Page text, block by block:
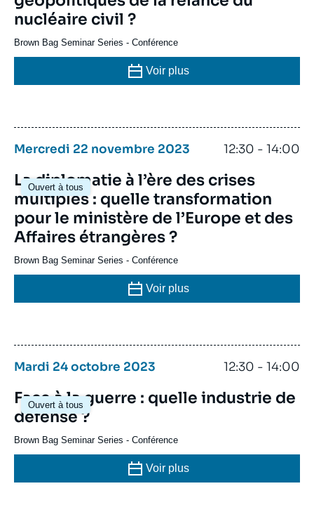
nucléaire civil ?
Brown Bag Seminar Series - Conférence
Voir plus
Mercredi 22 novembre 2023 12:30 - 14:00
Ouvert à tous
La diplomatie à l’ère des crises
multiples : quelle transformation
pour le ministère de l’Europe et des
Affaires étrangères ?
Brown Bag Seminar Series - Conférence
Voir plus
Mardi 24 octobre 2023 12:30 - 14:00
Ouvert à tous
Face à la guerre : quelle industrie de
défense ?
Brown Bag Seminar Series - Conférence
Voir plus